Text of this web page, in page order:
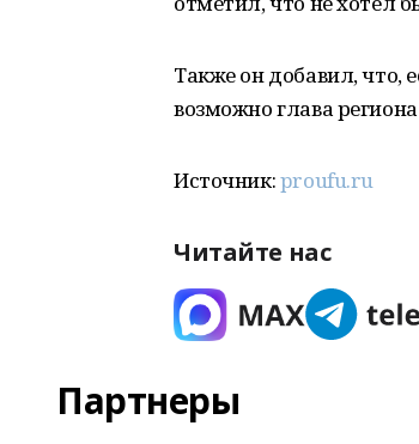
Также он добавил, что,
возможно глава
Источник:proufu.ru
Читайте нас
Партнеры